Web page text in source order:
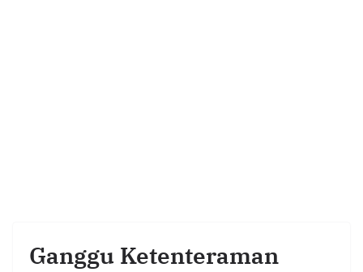
Ganggu Ketenteraman